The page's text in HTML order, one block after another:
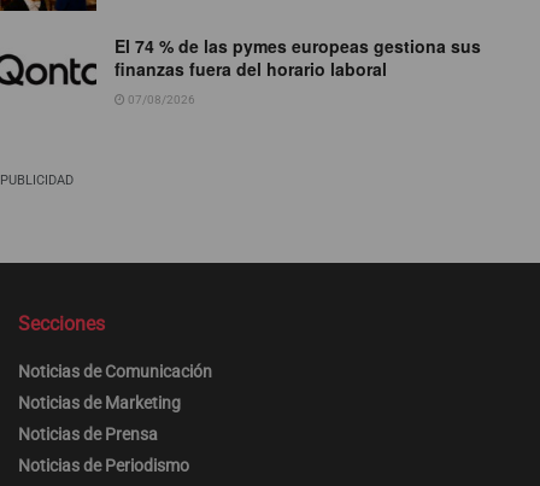
El 74 % de las pymes europeas gestiona sus
finanzas fuera del horario laboral
07/08/2026
PUBLICIDAD
Secciones
Noticias de Comunicación
Noticias de Marketing
Noticias de Prensa
Noticias de Periodismo